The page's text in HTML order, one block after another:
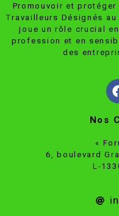
Promouvoir et
Travailleurs Désignés
joue un rôle crucial
profession et en
des
Nos
«
6, boulevard
L-